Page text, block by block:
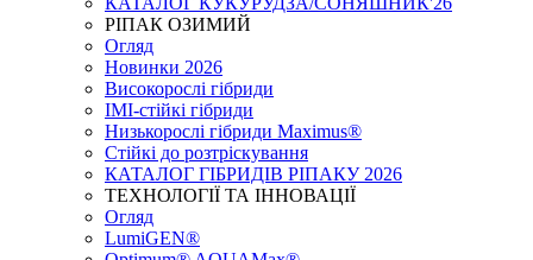
РІПАК ОЗИМИЙ
Огляд
Новинки 2026
Високорослі гібриди
IMI-стійкі гібриди
Низькорослі гібриди Maximus®
Стійкі до розтріскування
КАТАЛОГ ГІБРИДІВ РІПАКУ 2026
ТЕХНОЛОГІЇ ТА ІННОВАЦІЇ
Огляд
LumiGEN®